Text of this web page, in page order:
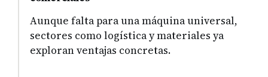
Aunque falta para una máquina universal,
sectores como logística y materiales ya
exploran ventajas concretas.